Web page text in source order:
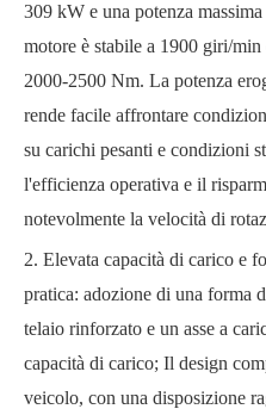
309 kW e una potenza
motore è stabile a 1900 giri/
2000-2500 Nm. La potenza
rende facile affrontare
su carichi pesanti e condizioni
l'efficienza operativa e il
notevolmente la velocità di
2. Elevata capacità di carico e
pratica: adozione di una forma
telaio rinforzato e un asse a
capacità di carico; Il design
veicolo, con una disposizione